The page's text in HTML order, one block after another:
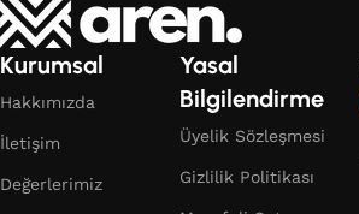
Kurumsal
Hakkımızda
İletişim
Değerlerimiz
Yasal
Bilgilendirme
Üyelik Sözleşmesi
Gizlilik Politikası